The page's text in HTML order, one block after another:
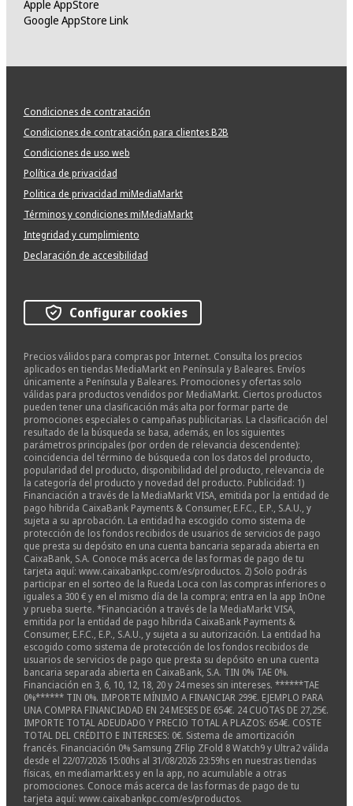
Apple AppStore
Google AppStore Link
Condiciones de contratación
Condiciones de contratación para clientes B2B
Condiciones de uso web
Política de privacidad
Politica de privacidad miMediaMarkt
Términos y condiciones miMediaMarkt
Integridad y cumplimiento
Declaración de accesibilidad
Configurar cookies
Precios válidos para compras por Internet. Consulta los precios
aplicados en tiendas MediaMarkt en Península y Baleares. Envíos
únicamente a Península y Baleares. Promociones y ofertas solo
válidas para productos vendidos por MediaMarkt. Ciertos productos
pueden tener una clasificación más alta por formar parte de
promociones especiales o campañas publicitarias. La clasificación del
resultado de la búsqueda se basa, además, en los siguientes
parámetros principales (por orden de relevancia descendente):
coincidencia del término de búsqueda con los datos del producto,
popularidad del producto, disponibilidad del producto, relevancia de
la categoría del producto y novedad del producto. Publicidad: 1)
Financiación a través de la MediaMarkt VISA, emitida por la entidad de
pago híbrida CaixaBank Payments & Consumer, E.F.C., E.P., S.A.U., y
sujeta a su aprobación. La entidad ha escogido como sistema de
protección de los fondos recibidos de usuarios de servicios de pago
que presta su depósito en una cuenta bancaria separada abierta en
CaixaBank, S.A. Conoce más acerca de las formas de pago de tu
tarjeta aquí: www.caixabankpc.com/es/productos. 2) Solo podrás
participar en el sorteo de la Rueda Loca con las compras inferiores o
iguales a 300 € y en el mismo día de la compra; entra en la app InOne
y prueba suerte. *Financiación a través de la MediaMarkt VISA,
emitida por la entidad de pago híbrida CaixaBank Payments &
Consumer, E.F.C., E.P., S.A.U., y sujeta a su autorización. La entidad ha
escogido como sistema de protección de los fondos recibidos de
usuarios de servicios de pago que presta su depósito en una cuenta
bancaria separada abierta en CaixaBank, S.A. TIN 0% TAE 0%.
Financiación en 3, 6, 10, 12, 18, 20 y 24 meses sin intereses. ******TAE
0%****** TIN 0%. IMPORTE MÍNIMO A FINANCIAR 299€. EJEMPLO PARA
UNA COMPRA FINANCIADAD EN 24 MESES DE 654€. 24 CUOTAS DE 27,25€.
IMPORTE TOTAL ADEUDADO Y PRECIO TOTAL A PLAZOS: 654€. COSTE
TOTAL DEL CRÉDITO E INTERESES: 0€. Sistema de amortización
francés. Financiación 0% Samsung ZFlip ZFold 8 Watch9 y Ultra2 válida
desde el 22/07/2026 15:00hs al 31/08/2026 23:59hs en nuestras tiendas
físicas, en mediamarkt.es y en la app, no acumulable a otras
promociones. Conoce más acerca de las formas de pago de tu
tarjeta aquí: www.caixabankpc.com/es/productos.